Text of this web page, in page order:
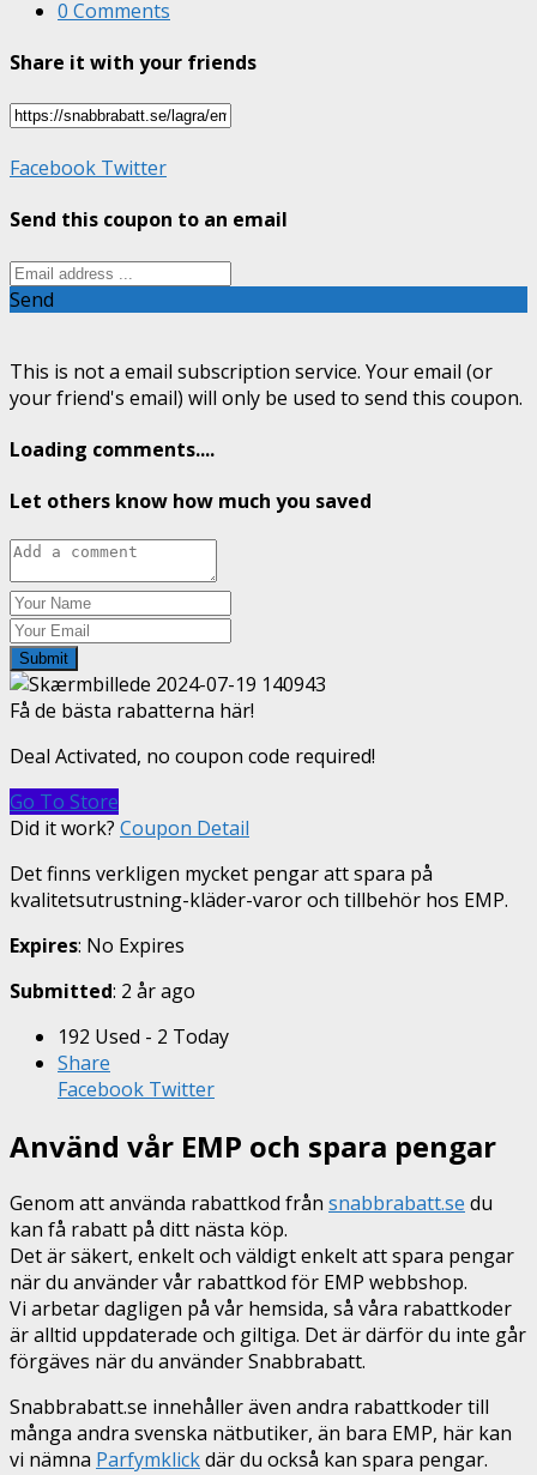
0 Comments
Share it with your friends
Facebook Twitter
Send this coupon to an email
Send
This is not a email subscription service. Your email (or
your friend's email) will only be used to send this coupon.
Loading comments....
Let others know how much you saved
Submit
Få de bästa rabatterna här!
Deal Activated, no coupon code required!
Go To Store
Did it work? Coupon Detail
Det finns verkligen mycket pengar att spara på
kvalitetsutrustning-kläder-varor och tillbehör hos EMP.
Expires: No Expires
Submitted: 2 år ago
192 Used - 2 Today
Share
Facebook Twitter
Använd vår EMP och spara pengar
Genom att använda rabattkod från snabbrabatt.se du
kan få rabatt på ditt nästa köp.
Det är säkert, enkelt och väldigt enkelt att spara pengar
när du använder vår rabattkod för EMP webbshop.
Vi arbetar dagligen på vår hemsida, så våra rabattkoder
är alltid uppdaterade och giltiga. Det är därför du inte går
förgäves när du använder Snabbrabatt.
Snabbrabatt.se innehåller även andra rabattkoder till
många andra svenska nätbutiker, än bara EMP, här kan
vi nämna Parfymklickdär du också kan spara pengar.